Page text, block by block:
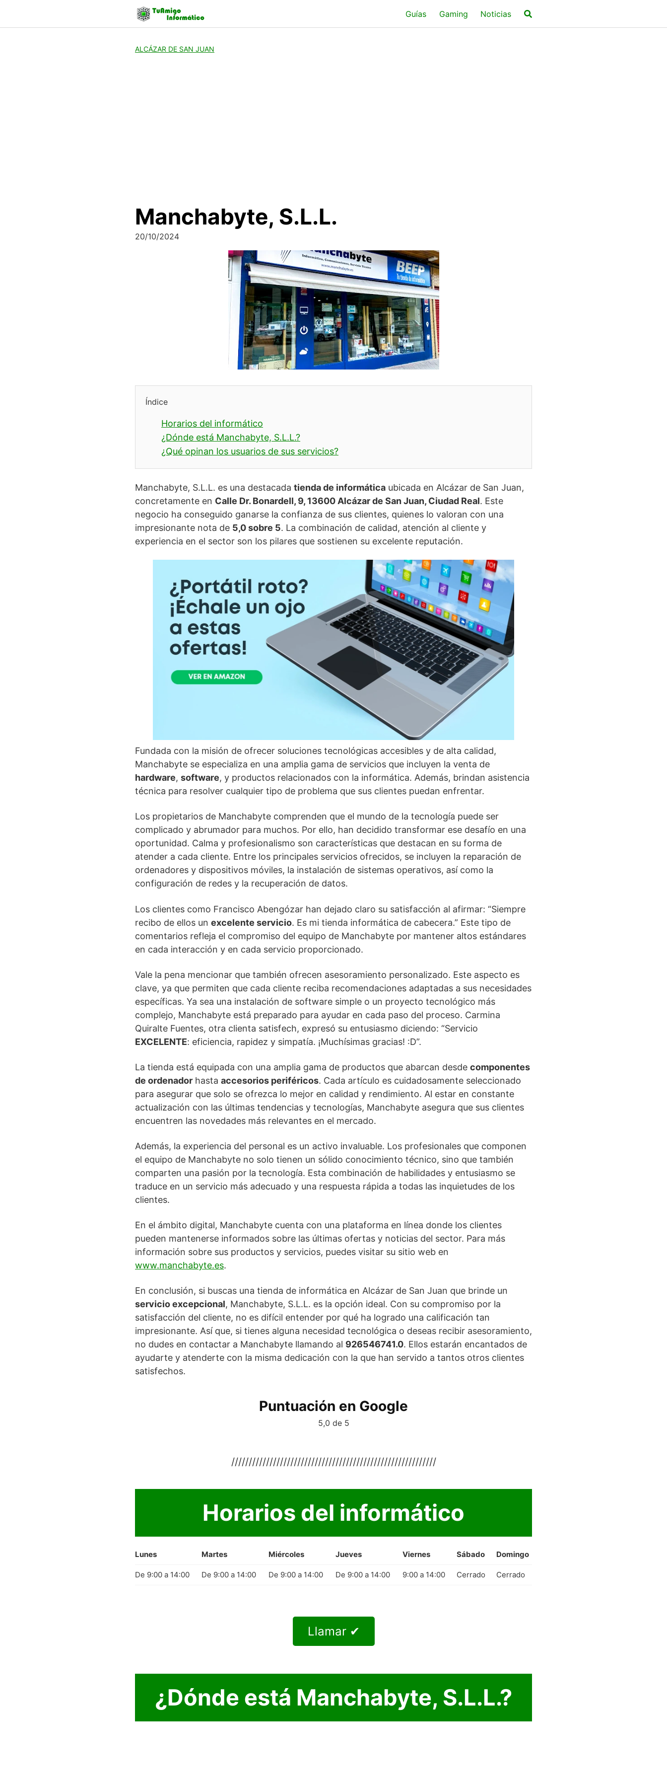
content
Guías Gaming Noticias
ALCÁZAR DE SAN JUAN
Manchabyte, S.L.L.
20/10/2024
Índice
Horarios del informático
¿Dónde está Manchabyte, S.L.L.?
¿Qué opinan los usuarios de sus servicios?
Manchabyte, S.L.L. es una destacada tienda de informática ubicada en Alcázar de San Juan,
concretamente en Calle Dr. Bonardell, 9, 13600 Alcázar de San Juan, Ciudad Real. Este
negocio ha conseguido ganarse la confianza de sus clientes, quienes lo valoran con una
impresionante nota de 5,0 sobre 5. La combinación de calidad, atención al cliente y
experiencia en el sector son los pilares que sostienen su excelente reputación.
Fundada con la misión de ofrecer soluciones tecnológicas accesibles y de alta calidad,
Manchabyte se especializa en una amplia gama de servicios que incluyen la venta de
hardware, software, y productos relacionados con la informática. Además, brindan asistencia
técnica para resolver cualquier tipo de problema que sus clientes puedan enfrentar.
Los propietarios de Manchabyte comprenden que el mundo de la tecnología puede ser
complicado y abrumador para muchos. Por ello, han decidido transformar ese desafío en una
oportunidad. Calma y profesionalismo son características que destacan en su forma de
atender a cada cliente. Entre los principales servicios ofrecidos, se incluyen la reparación de
ordenadores y dispositivos móviles, la instalación de sistemas operativos, así como la
configuración de redes y la recuperación de datos.
Los clientes como Francisco Abengózar han dejado claro su satisfacción al afirmar: “Siempre
recibo de ellos un excelente servicio. Es mi tienda informática de cabecera.” Este tipo de
comentarios refleja el compromiso del equipo de Manchabyte por mantener altos estándares
en cada interacción y en cada servicio proporcionado.
Vale la pena mencionar que también ofrecen asesoramiento personalizado. Este aspecto es
clave, ya que permiten que cada cliente reciba recomendaciones adaptadas a sus necesidades
específicas. Ya sea una instalación de software simple o un proyecto tecnológico más
complejo, Manchabyte está preparado para ayudar en cada paso del proceso. Carmina
Quiralte Fuentes, otra clienta satisfech, expresó su entusiasmo diciendo: “Servicio
EXCELENTE: eficiencia, rapidez y simpatía. ¡Muchísimas gracias! :D”.
La tienda está equipada con una amplia gama de productos que abarcan desde componentes
de ordenador hasta accesorios periféricos. Cada artículo es cuidadosamente seleccionado
para asegurar que solo se ofrezca lo mejor en calidad y rendimiento. Al estar en constante
actualización con las últimas tendencias y tecnologías, Manchabyte asegura que sus clientes
encuentren las novedades más relevantes en el mercado.
Además, la experiencia del personal es un activo invaluable. Los profesionales que componen
el equipo de Manchabyte no solo tienen un sólido conocimiento técnico, sino que también
comparten una pasión por la tecnología. Esta combinación de habilidades y entusiasmo se
traduce en un servicio más adecuado y una respuesta rápida a todas las inquietudes de los
clientes.
En el ámbito digital, Manchabyte cuenta con una plataforma en línea donde los clientes
pueden mantenerse informados sobre las últimas ofertas y noticias del sector. Para más
información sobre sus productos y servicios, puedes visitar su sitio web en
www.manchabyte.es.
En conclusión, si buscas una tienda de informática en Alcázar de San Juan que brinde un
servicio excepcional, Manchabyte, S.L.L. es la opción ideal. Con su compromiso por la
satisfacción del cliente, no es difícil entender por qué ha logrado una calificación tan
impresionante. Así que, si tienes alguna necesidad tecnológica o deseas recibir asesoramiento,
no dudes en contactar a Manchabyte llamando al 926546741.0. Ellos estarán encantados de
ayudarte y atenderte con la misma dedicación con la que han servido a tantos otros clientes
satisfechos.
Puntuación en Google
5,0 de 5
///////////////////////////////////////////////////////////
Horarios del informático
Lunes Martes Miércoles Jueves Viernes Sábado Domingo
De 9:00 a 14:00 De 9:00 a 14:00 De 9:00 a 14:00 De 9:00 a 14:00 9:00 a 14:00 Cerrado Cerrado
Llamar ✔
¿Dónde está Manchabyte, S.L.L.?